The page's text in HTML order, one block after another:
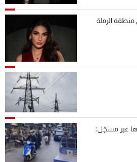
الرملة
نصفها غير مسجّل: